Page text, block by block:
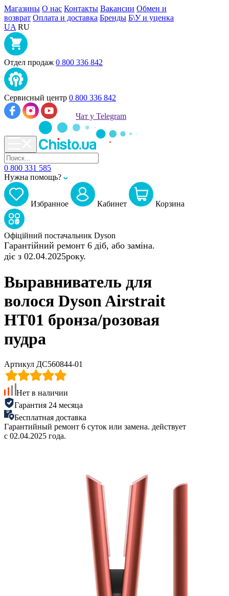
Магазины О нас Контакты Вакансии Обмен и
возврат Оплата и доставка Бренды Б\У и уценка
UA RU
Отдел продаж 0 800 336 842
Сервисный центр 0 800 336 842
Чат у Telegram
0 800 331 585
Нужна помощь?
Избранное Кабинет Корзина
Офіційний постачальник Dyson
Гарантійний ремонт 6 діб, або заміна.
діє з 02.04.2025року.
Выравниватель для
волося Dyson Airstrait
HT01 бронза/розовая
пудра
Артикул ДС560844-01
Нет в наличии
Гарантия 24 месяца
Бесплатная доставка
Гарантийный ремонт 6 суток или замена. действует
с 02.04.2025 года.